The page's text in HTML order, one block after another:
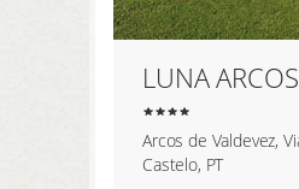
LUNA
Arcos de Valdevez,
Castelo, PT